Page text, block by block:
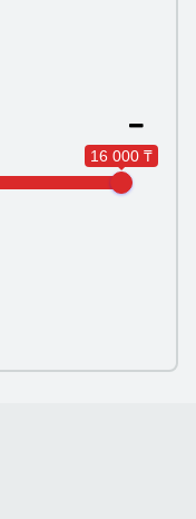
16 000 ₸